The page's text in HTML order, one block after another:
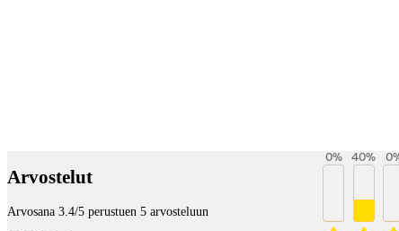
Arvostelut
Arvosana 3.4/5 perustuen 5 arvosteluun
0% 40% 0